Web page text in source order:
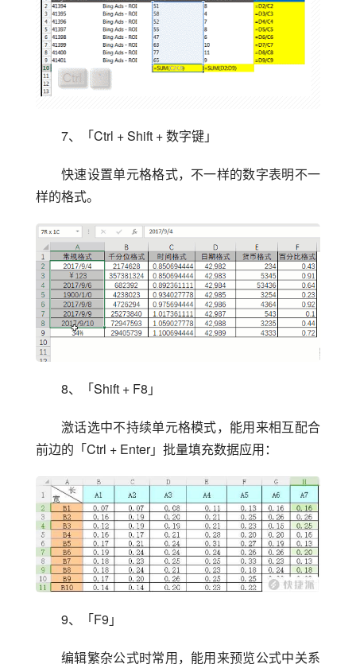
7、「Ctrl + Shift + 数字键」
快速设置单元格格式，不一样的数字表明不一
样的格式。
8、「Shift + F8」
激话选中不持续单元格模式，能用来相互配合
前边的「Ctrl + Enter」批量填充数据应用：
9、「F9」
编辑繁杂公式时常用，能用来预览公式中关系